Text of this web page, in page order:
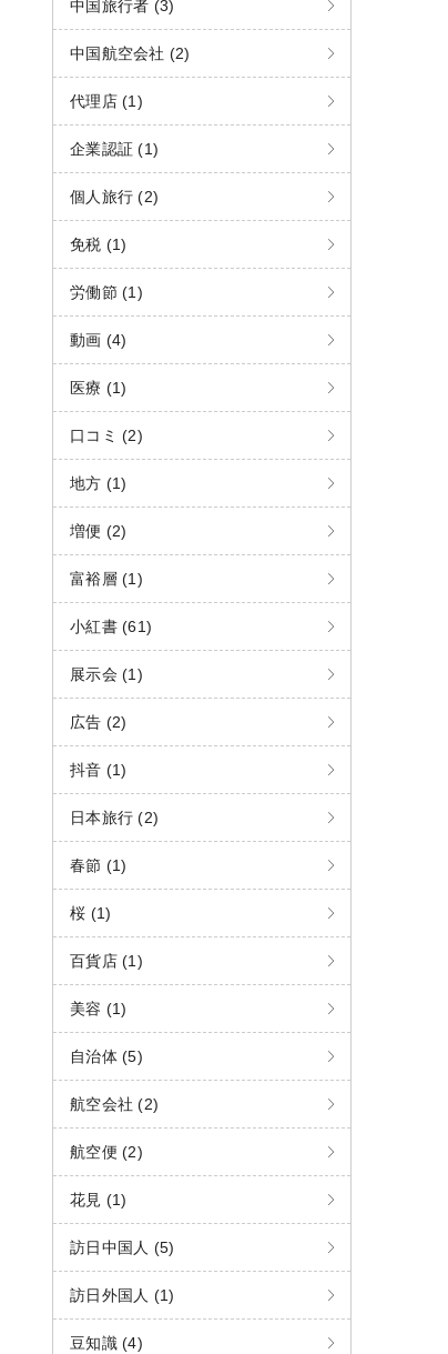
中国旅行者 (3)
中国航空会社 (2)
代理店 (1)
企業認証 (1)
個人旅行 (2)
免税 (1)
労働節 (1)
動画 (4)
医療 (1)
口コミ (2)
地方 (1)
増便 (2)
富裕層 (1)
小紅書 (61)
展示会 (1)
広告 (2)
抖音 (1)
日本旅行 (2)
春節 (1)
桜 (1)
百貨店 (1)
美容 (1)
自治体 (5)
航空会社 (2)
航空便 (2)
花見 (1)
訪日中国人 (5)
訪日外国人 (1)
豆知識 (4)